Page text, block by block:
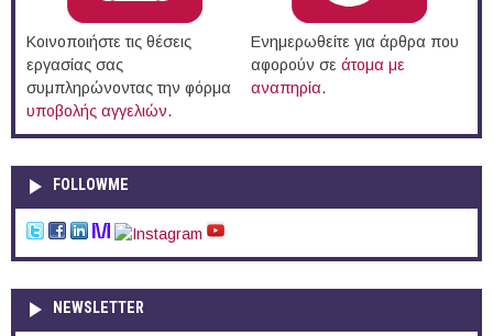
Κοινοποιήστε τις θέσεις
εργασίας σας
συμπληρώνοντας την φόρμα
υποβολής αγγελιών.
Ενημερωθείτε για άρθρα που
αφορούν σε άτομα με
αναπηρία.
FOLLOWME
NEWSLETTER